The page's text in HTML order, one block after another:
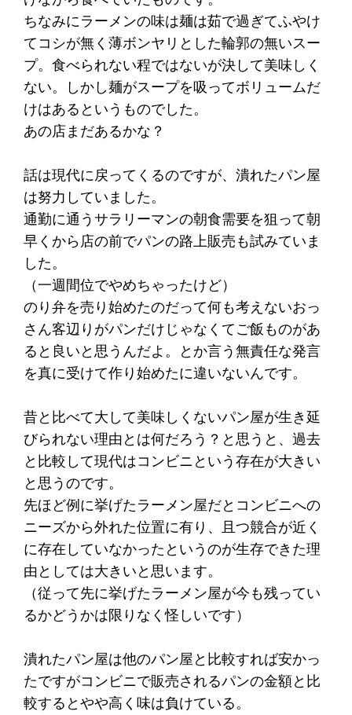
ちなみにラーメンの味は麺は茹で過ぎてふやけ
てコシが無く薄ボンヤリとした輪郭の無いスー
プ。食べられない程ではないが決して美味しく
ない。しかし麺がスープを吸ってボリュームだ
けはあるというものでした。
あの店まだあるかな？
話は現代に戻ってくるのですが、潰れたパン屋
は努力していました。
通勤に通うサラリーマンの朝食需要を狙って朝
早くから店の前でパンの路上販売も試みていま
した。
（一週間位でやめちゃったけど）
のり弁を売り始めたのだって何も考えないおっ
さん客辺りがパンだけじゃなくてご飯ものがあ
ると良いと思うんだよ。とか言う無責任な発言
を真に受けて作り始めたに違いないんです。
昔と比べて大して美味しくないパン屋が生き延
びられない理由とは何だろう？と思うと、過去
と比較して現代はコンビニという存在が大きい
と思うのです。
先ほど例に挙げたラーメン屋だとコンビニへの
ニーズから外れた位置に有り、且つ競合が近く
に存在していなかったというのが生存できた理
由としては大きいと思います。
（従って先に挙げたラーメン屋が今も残ってい
るかどうかは限りなく怪しいです）
潰れたパン屋は他のパン屋と比較すれば安かっ
たですがコンビニで販売されるパンの金額と比
較するとやや高く味は負けている。